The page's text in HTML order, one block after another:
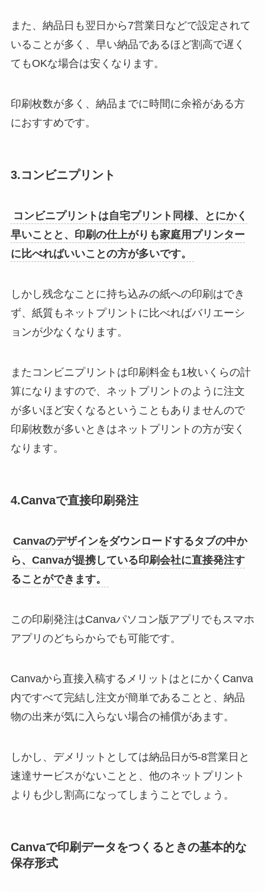
また、納品日も翌日から7営業日などで設定されて
いることが多く、早い納品であるほど割高で遅く
てもOKな場合は安くなります。
印刷枚数が多く、納品までに時間に余裕がある方
におすすめです。
3.コンビニプリント
コンビニプリントは自宅プリント同様、とにかく
早いことと、印刷の仕上がりも家庭用プリンター
に比べればいいことの方が多いです。
しかし残念なことに持ち込みの紙への印刷はでき
ず、紙質もネットプリントに比べればバリエーシ
ョンが少なくなります。
またコンビニプリントは印刷料金も1枚いくらの計
算になりますので、ネットプリントのように注文
が多いほど安くなるということもありませんので
印刷枚数が多いときはネットプリントの方が安く
なります。
4.Canvaで直接印刷発注
Canvaのデザインをダウンロードするタブの中か
ら、Canvaが提携している印刷会社に直接発注す
ることができます。
この印刷発注はCanvaパソコン版アプリでもスマホ
アプリのどちらからでも可能です。
Canvaから直接入稿するメリットはとにかくCanva
内ですべて完結し注文が簡単であることと、納品
物の出来が気に入らない場合の補償があます。
しかし、デメリットとしては納品日が5-8営業日と
速達サービスがないことと、他のネットプリント
よりも少し割高になってしまうことでしょう。
Canvaで印刷データをつくるときの基本的な
保存形式